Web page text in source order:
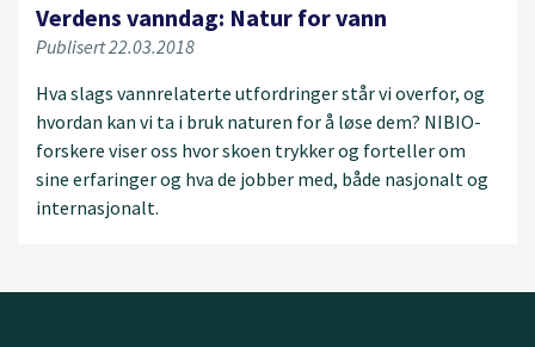
Verdens vanndag: Natur for vann
Publisert 22.03.2018
Hva slags vannrelaterte utfordringer står vi overfor, og
hvordan kan vi ta i bruk naturen for å løse dem? NIBIO-
forskere viser oss hvor skoen trykker og forteller om
sine erfaringer og hva de jobber med, både nasjonalt og
internasjonalt.